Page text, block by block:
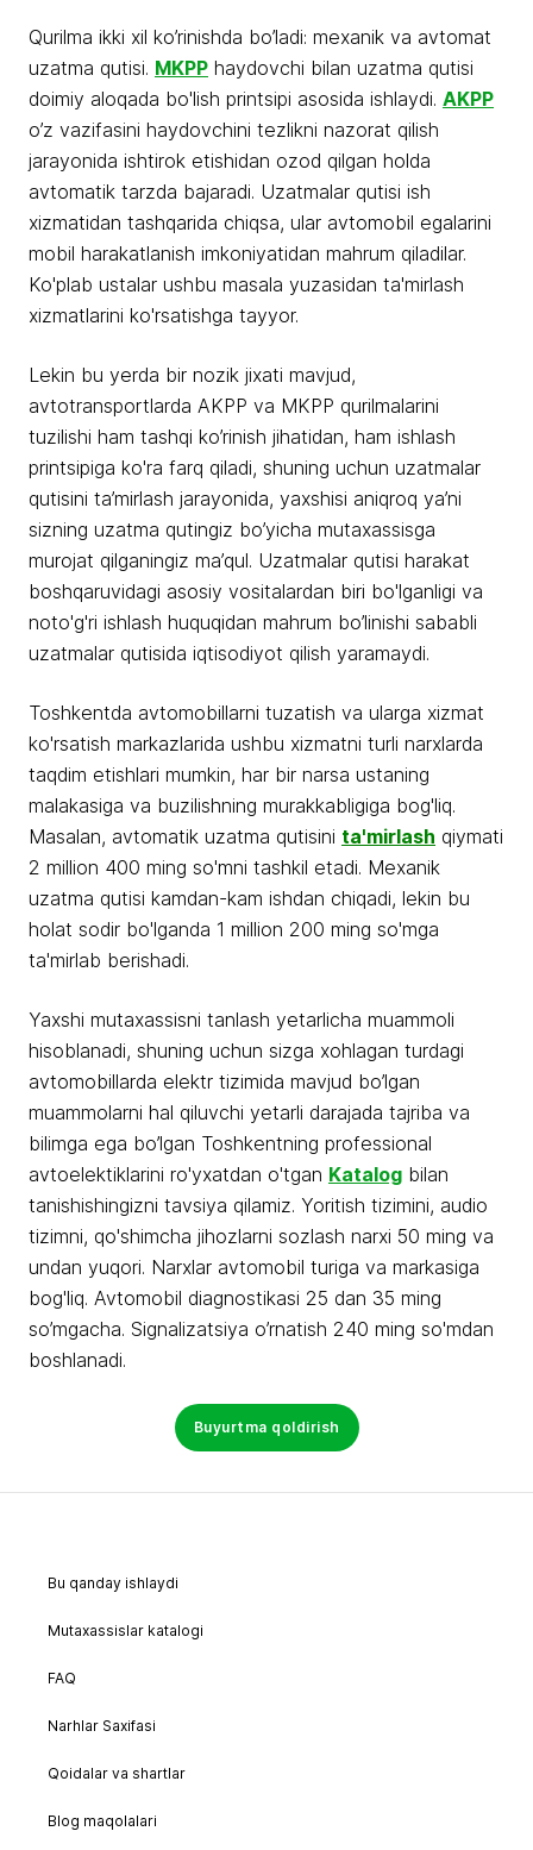
Qurilma ikki xil ko’rinishda bo’ladi: mexanik va avtomat
uzatma qutisi. MKPP haydovchi bilan uzatma qutisi
doimiy aloqada bo'lish printsipi asosida ishlaydi. AKPP
o’z vazifasini haydovchini tezlikni nazorat qilish
jarayonida ishtirok etishidan ozod qilgan holda
avtomatik tarzda bajaradi. Uzatmalar qutisi ish
xizmatidan tashqarida chiqsa, ular avtomobil egalarini
mobil harakatlanish imkoniyatidan mahrum qiladilar.
Ko'plab ustalar ushbu masala yuzasidan ta'mirlash
xizmatlarini ko'rsatishga tayyor.
Lekin bu yerda bir nozik jixati mavjud,
avtotransportlarda AKPP va MKPP qurilmalarini
tuzilishi ham tashqi ko’rinish jihatidan, ham ishlash
printsipiga ko'ra farq qiladi, shuning uchun uzatmalar
qutisini ta’mirlash jarayonida, yaxshisi aniqroq ya’ni
sizning uzatma qutingiz bo’yicha mutaxassisga
murojat qilganingiz ma’qul. Uzatmalar qutisi harakat
boshqaruvidagi asosiy vositalardan biri bo'lganligi va
noto'g'ri ishlash huquqidan mahrum bo’linishi sababli
uzatmalar qutisida iqtisodiyot qilish yaramaydi.
Toshkentda avtomobillarni tuzatish va ularga xizmat
ko'rsatish markazlarida ushbu xizmatni turli narxlarda
taqdim etishlari mumkin, har bir narsa ustaning
malakasiga va buzilishning murakkabligiga bog'liq.
Masalan, avtomatik uzatma qutisini ta'mirlash qiymati
2 million 400 ming so'mni tashkil etadi. Mexanik
uzatma qutisi kamdan-kam ishdan chiqadi, lekin bu
holat sodir bo'lganda 1 million 200 ming so'mga
ta'mirlab berishadi.
Yaxshi mutaxassisni tanlash yetarlicha muammoli
hisoblanadi, shuning uchun sizga xohlagan turdagi
avtomobillarda elektr tizimida mavjud bo’lgan
muammolarni hal qiluvchi yetarli darajada tajriba va
bilimga ega bo’lgan Toshkentning professional
avtoelektiklarini ro'yxatdan o'tgan Katalog bilan
tanishishingizni tavsiya qilamiz. Yoritish tizimini, audio
tizimni, qo'shimcha jihozlarni sozlash narxi 50 ming va
undan yuqori. Narxlar avtomobil turiga va markasiga
bog'liq. Avtomobil diagnostikasi 25 dan 35 ming
so’mgacha. Signalizatsiya o’rnatish 240 ming so'mdan
boshlanadi.
Buyurtma qoldirish
Bu qanday ishlaydi
Mutaxassislar katalogi
FAQ
Narhlar Saxifasi
Qoidalar va shartlar
Blog maqolalari